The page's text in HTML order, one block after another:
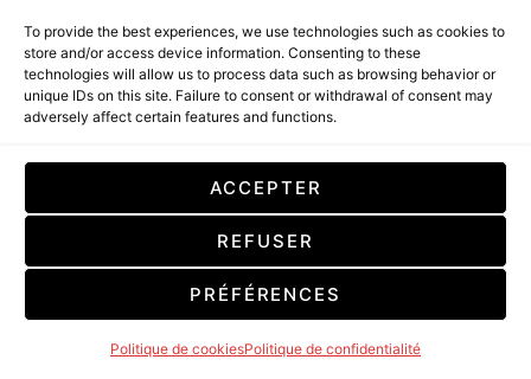
To provide the best experiences, we use technologies such as cookies to
store and/or access device information. Consenting to these
technologies will allow us to process data such as browsing behavior or
unique IDs on this site. Failure to consent or withdrawal of consent may
adversely affect certain features and functions.
ACCEPTER
REFUSER
PRÉFÉRENCES
Politique de cookiesPolitique de confidentialité
AMILCAR MAGAZINE GROUP
AMILCAR MAGAZINE
AMILCAR LUXURY MAGAZINE
AMILCAR USA MAGAZINE
AMILCAR CORSICA MAGAZINE
AMILCAR SWITZERLAND MAGAZINE
AMILCAR ITALIA MAGAZINE
AMILCAR LATINO MAGAZINE
AMILCAR ARABIA MAGAZINE
AMILCAR ASIA MAGAZINE